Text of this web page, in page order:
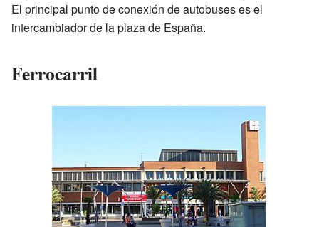
El principal punto de conexión de autobuses es el
intercambiador de la plaza de España.
Ferrocarril